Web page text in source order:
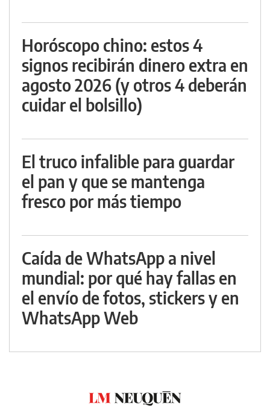
Horóscopo chino: estos 4
signos recibirán dinero extra en
agosto 2026 (y otros 4 deberán
cuidar el bolsillo)
El truco infalible para guardar
el pan y que se mantenga
fresco por más tiempo
Caída de WhatsApp a nivel
mundial: por qué hay fallas en
el envío de fotos, stickers y en
WhatsApp Web